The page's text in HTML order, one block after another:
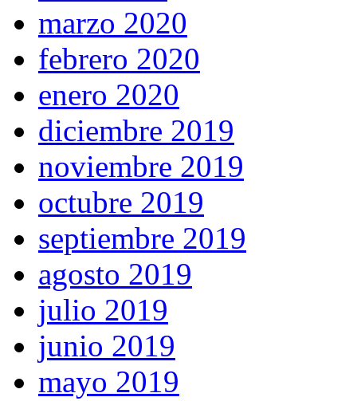
marzo 2020
febrero 2020
enero 2020
diciembre 2019
noviembre 2019
octubre 2019
septiembre 2019
agosto 2019
julio 2019
junio 2019
mayo 2019